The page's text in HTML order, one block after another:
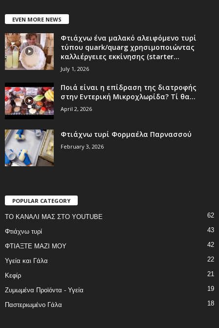
EVEN MORE NEWS
Φτιάχνω ένα μαλακό αλειφόμενο τυρί
τύπου quark/quarg χρησιμοποιώντας
καλλιέργειες εκκίνησης (starter...
July 1, 2026
Ποιά είναι η επίδραση της διατροφής
στην Εντερική Μικροχλωρίδα? Τί θα...
April 2, 2026
Φτιάχνω τυρί Φορμαέλα Παρνασσού
February 3, 2026
POPULAR CATEGORY
ΤΟ ΚΑΝΑΛΙ ΜΑΣ ΣΤΟ YOUTUBE 62
Φτιάχνω τυρί 43
ΦΤΙΑΞΤΕ ΜΑΖΙ ΜΟΥ 42
Υγεία και Γάλα 22
Κεφίρ 21
Ζυμωμένα Προϊόντα - Υγεία 19
Παστεριωμένο Γάλα 18